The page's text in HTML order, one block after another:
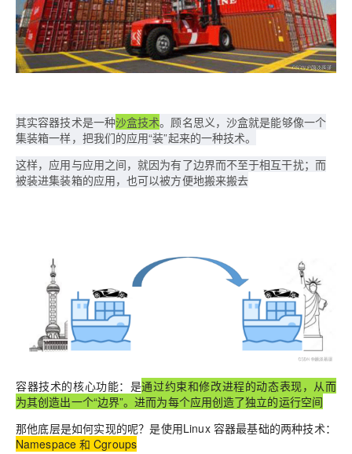
其实容器技术是一种沙盒技术。顾名思义，沙盒就是能够像一个
集装箱一样，把我们的应用“装”起来的一种技术。
这样，应用与应用之间，就因为有了边界而不至于相互干扰；而
被装进集装箱的应用，也可以被方便地搬来搬去
容器技术的核心功能：是通过约束和修改进程的动态表现，从而
为其创造出一个“边界”。进而为每个应用创造了独立的运行空间
那他底层是如何实现的呢？是使用Linux 容器最基础的两种技术：
Namespace 和 Cgroups